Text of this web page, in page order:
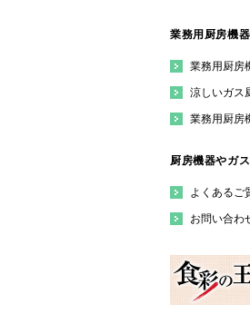
業務用厨房機
業務用厨房
涼しいガス
業務用厨房
厨房機器やガ
よくあるご
お問い合わ